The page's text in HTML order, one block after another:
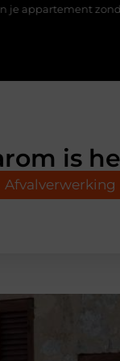
zonder
is
Afvalverwerking